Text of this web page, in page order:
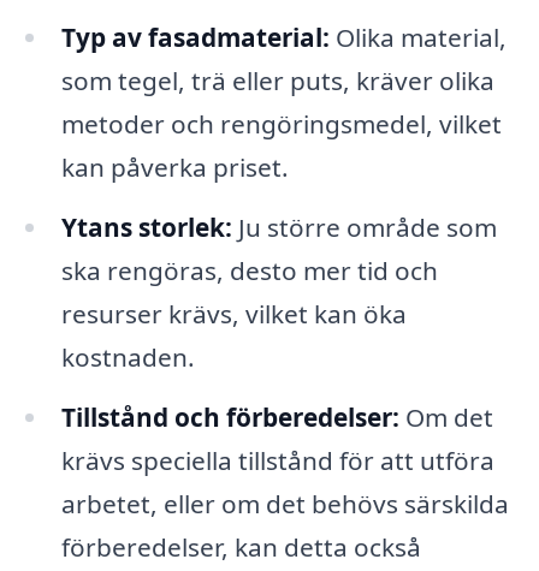
Typ av fasadmaterial: Olika material,
som tegel, trä eller puts, kräver olika
metoder och rengöringsmedel, vilket
kan påverka priset.
Ytans storlek: Ju större område som
ska rengöras, desto mer tid och
resurser krävs, vilket kan öka
kostnaden.
Tillstånd och förberedelser: Om det
krävs speciella tillstånd för att utföra
arbetet, eller om det behövs särskilda
förberedelser, kan detta också